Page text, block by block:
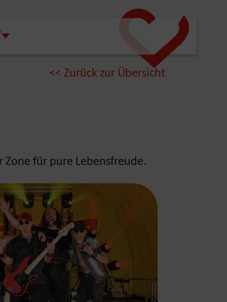
<< Zurück zur Übersicht
Zone für pure Lebensfreude.